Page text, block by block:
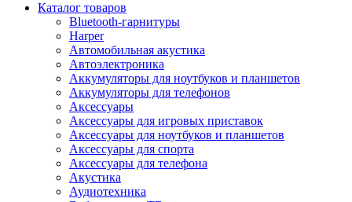
Каталог товаров
Bluetooth-гарнитуры
Harper
Автомобильная акустика
Автоэлектроника
Аккумуляторы для ноутбуков и планшетов
Аккумуляторы для телефонов
Аксессуары
Аксессуары для игровых приставок
Аксессуары для ноутбуков и планшетов
Аксессуары для спорта
Аксессуары для телефона
Акустика
Аудиотехника